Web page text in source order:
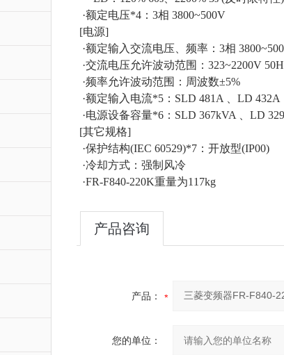
·额定电压*4：3相 3800~500V
[电源]
·额定输入交流电压、频率：3相
·交流电压允许波动范围：323~2200V
·频率允许波动范围：周波数±5%
·额定输入电流*5：SLD 481A 、LD 432A
·电源设备容量*6：SLD 367kVA 、LD
[其它规格]
·保护结构(IEC 60529)*7：开放型(IP00)
·冷却方式：强制风冷
·FR-F840-220K重量为117kg
产品咨询
产品：
您的单位：